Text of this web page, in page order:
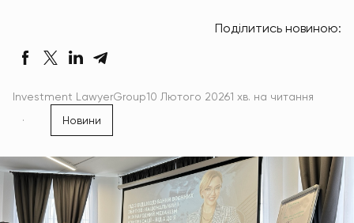
Поділитись новиною:
Investment LawyerGroup10 Лютого 20261 хв. на читання
Новини